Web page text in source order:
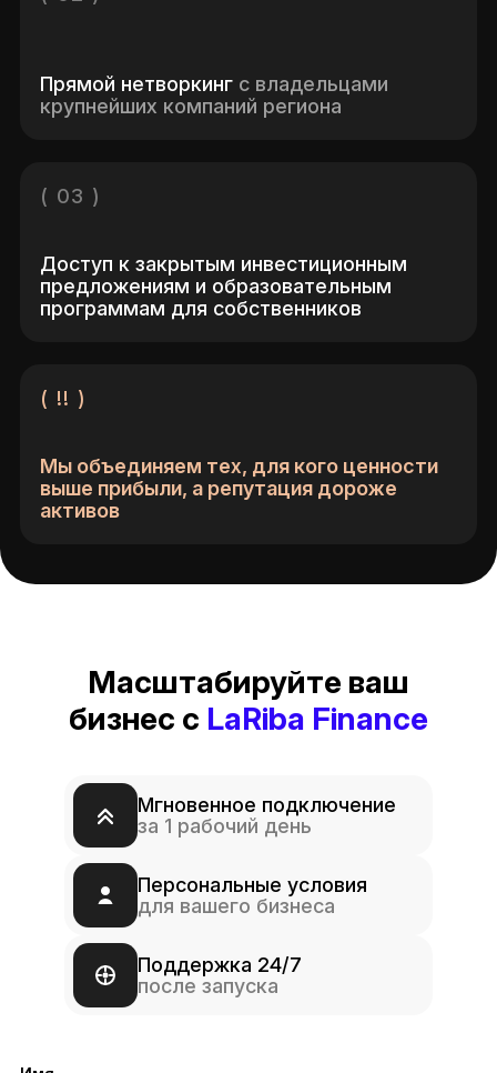
Прямой нетворкинг с владельцами
крупнейших компаний региона
( 03 )
Доступ к закрытым инвестиционным
предложениям и образовательным
программам для собственников
( !! )
Мы объединяем тех, для кого ценности
выше прибыли, а репутация дороже
активов
Масштабируйте ваш
бизнес с LaRiba Finance
Мгновенное подключение
за 1 рабочий день
Персональные условия
для вашего бизнеса
Поддержка 24/7
после запуска